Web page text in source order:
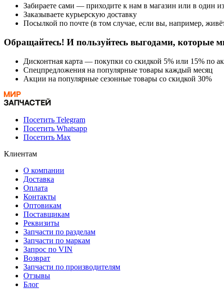
Забираете сами — приходите к нам в магазин или в один
Заказываете курьерскую доставку
Посылкой по почте (в том случае, если вы, например,
Обращайтесь! И пользуйтесь выгодами, которые
Дисконтная карта — покупки со скидкой 5% или 15% по
Спецпредложения на популярные товары каждый месяц
Акции на популярные сезонные товары со скидкой 30%
Посетить Telegram
Посетить Whatsapp
Посетить Max
Клиентам
О компании
Доставка
Оплата
Контакты
Оптовикам
Поставщикам
Реквизиты
Запчасти по разделам
Запчасти по маркам
Запрос по VIN
Возврат
Запчасти по производителям
Отзывы
Блог